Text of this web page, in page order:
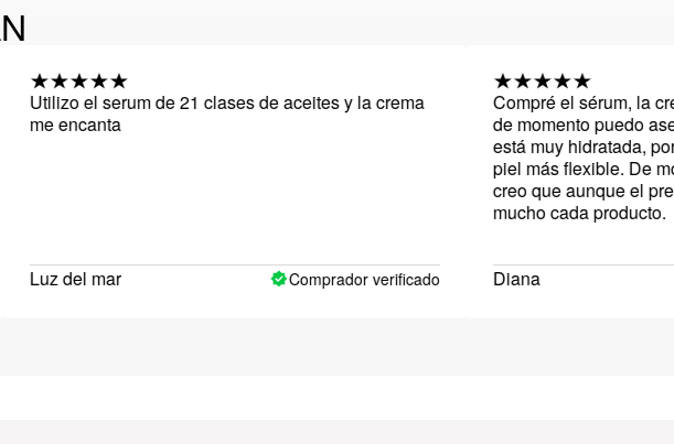
el serum de 21 clases de aceites y la crema
encanta
mar Comprador verificado
Compré el sérum, la crema y
de momento puedo asegurar
está muy hidratada, por lo
piel más flexible. De
creo que aunque el precio es
mucho cada producto.
Diana